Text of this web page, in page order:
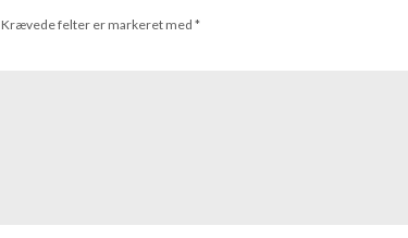
Krævede felter er markeret med *